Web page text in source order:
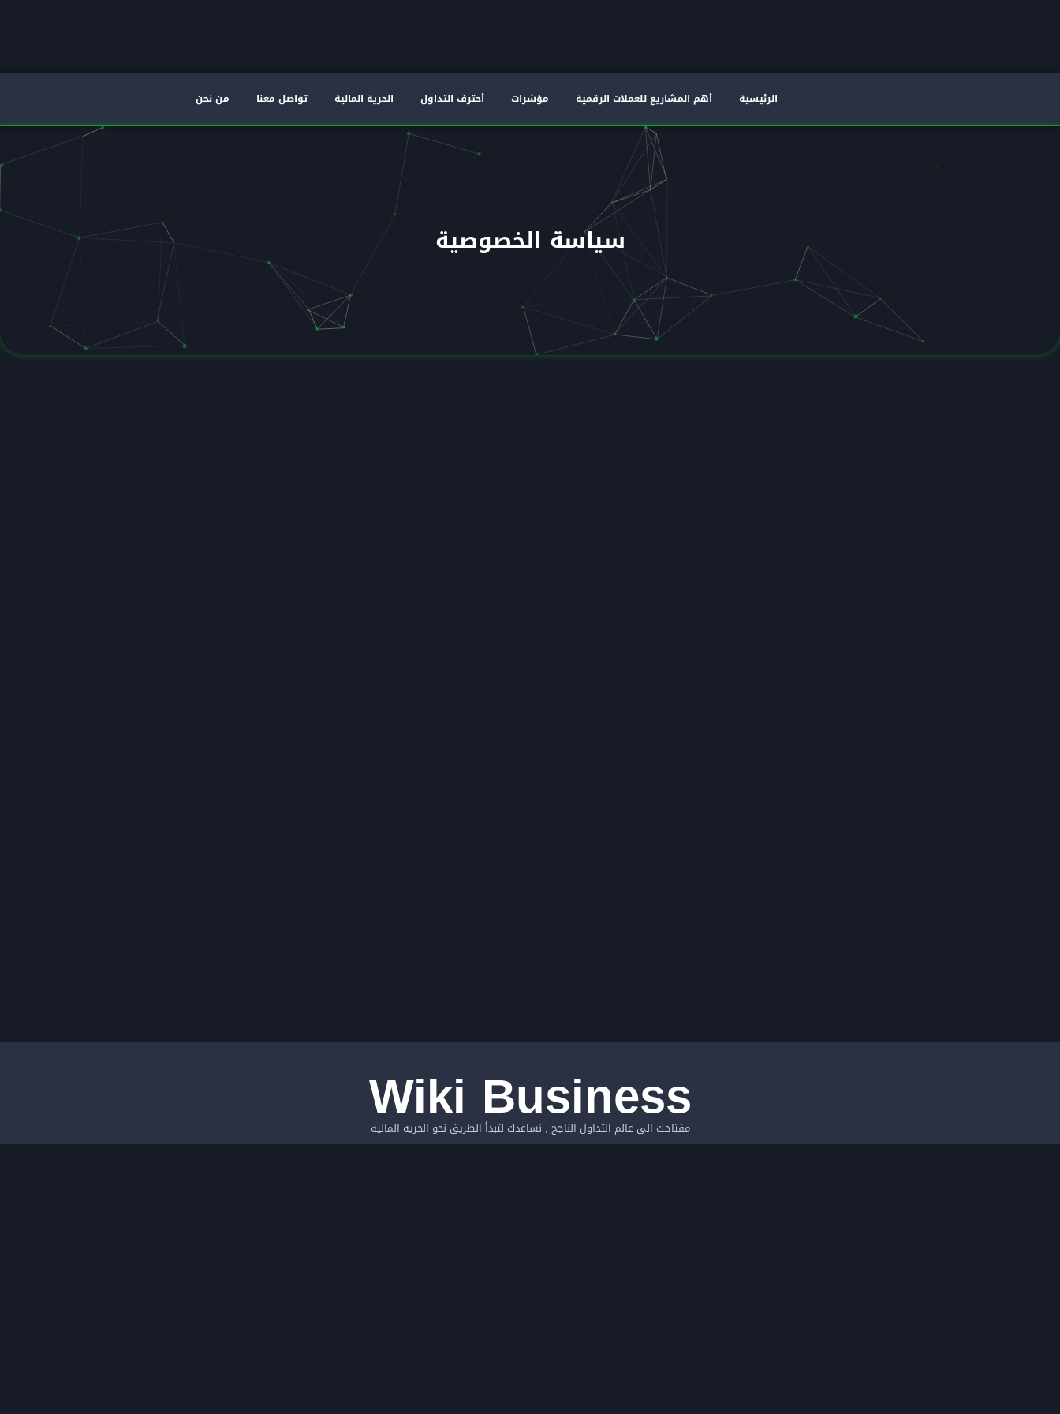
الرئيسية أهم المشاريع للعملات الرقمية مؤشرات أحترف التداول الحرية المالية تواصل معنا من نحن
سياسة الخصوصية
Wiki Business
مفتاحك الى عالم التداول الناجح , نساعدك لتبدأ الطريق نحو الحرية المالية